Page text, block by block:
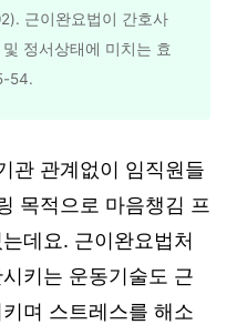
근이완요법이 간호사
정서상태에 미치는 효
54.
관 관계없이 임직원들
목적으로 마음챙김 프
데요. 근이완요법처
키는 운동기술도 근
며 스트레스를 해소